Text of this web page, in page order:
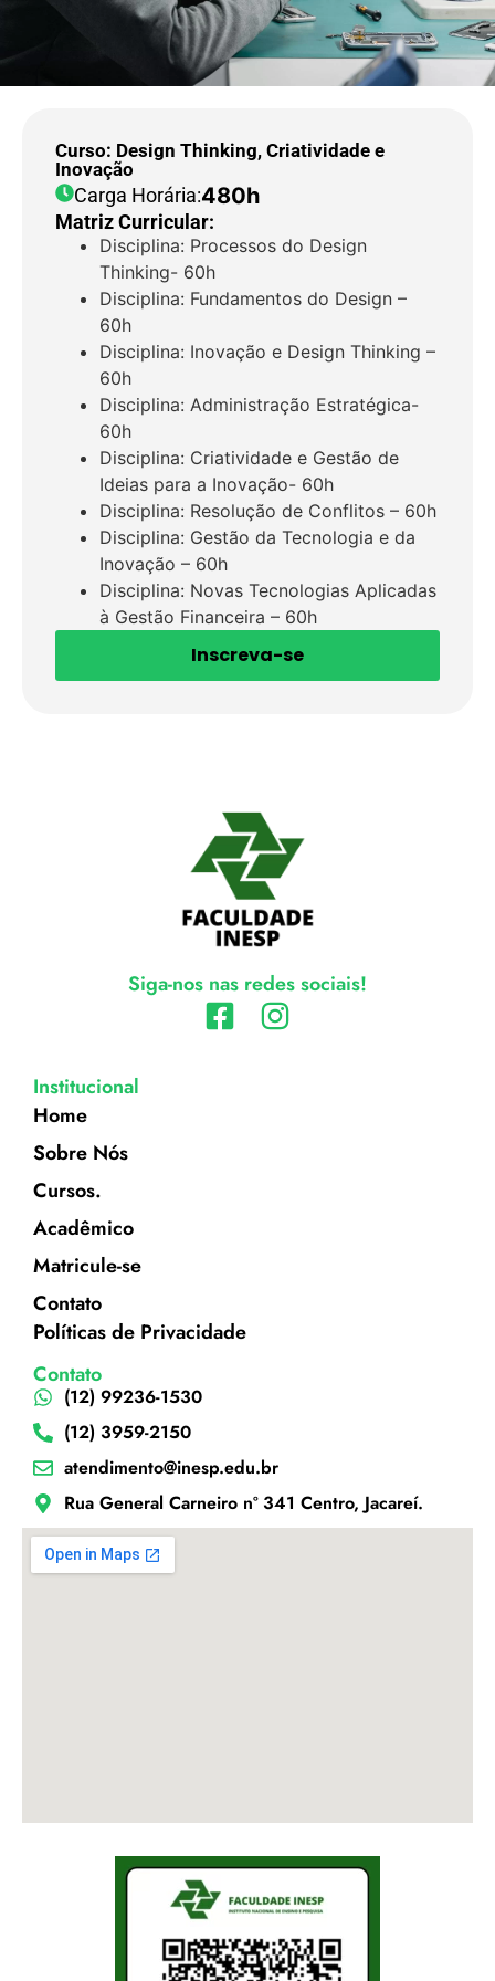
Curso: Design Thinking, Criatividade e
Inovação
Carga Horária:480h
Matriz Curricular:
Disciplina: Processos do Design
Thinking- 60h
Disciplina: Fundamentos do Design –
60h
Disciplina: Inovação e Design Thinking –
60h
Disciplina: Administração Estratégica-
60h
Disciplina: Criatividade e Gestão de
Ideias para a Inovação- 60h
Disciplina: Resolução de Conflitos – 60h
Disciplina: Gestão da Tecnologia e da
Inovação – 60h
Disciplina: Novas Tecnologias Aplicadas
à Gestão Financeira – 60h
Inscreva-se
Siga-nos nas redes sociais!
Institucional
Home
Sobre Nós
Cursos.
Acadêmico
Matricule-se
Contato
Políticas de Privacidade
Contato
(12) 99236-1530
(12) 3959-2150
atendimento@inesp.edu.br
Rua General Carneiro nº 341 Centro, Jacareí.